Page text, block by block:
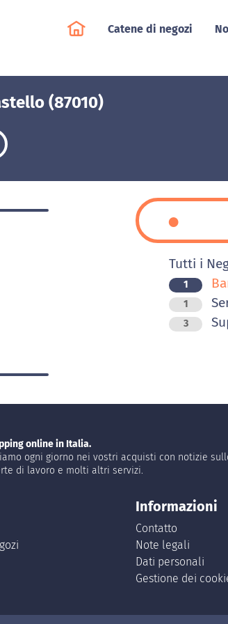
Catene di negozi
(87010)
Tutti i
1
1
3
online in Italia.
ogni giorno nei vostri acquisti con notizie
di lavoro e molti altri servizi.
Informazioni
Contatto
Note legali
Dati personali
Gestione dei